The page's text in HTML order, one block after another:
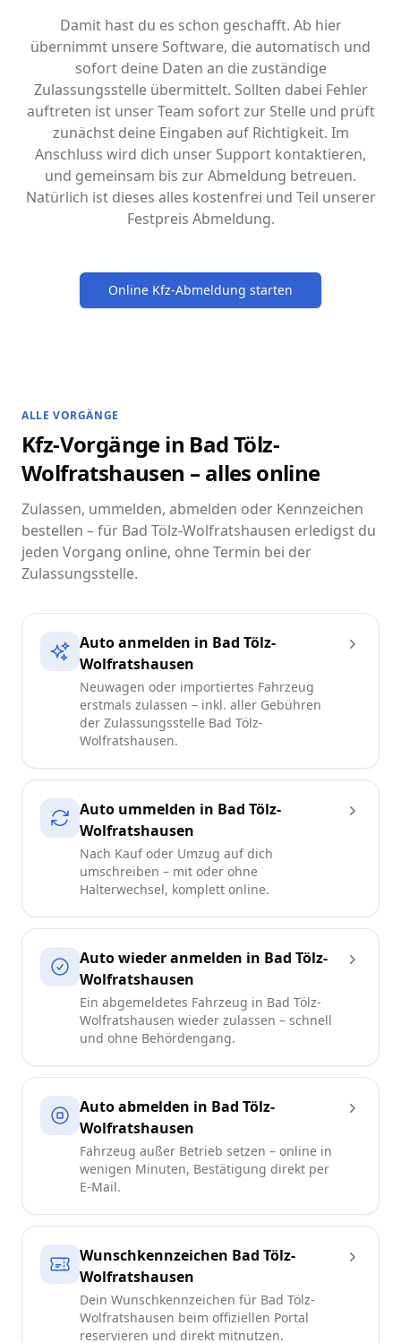
Damit hast du es schon geschafft. Ab hier
übernimmt unsere Software, die automatisch und
sofort deine Daten an die zuständige
Zulassungsstelle übermittelt. Sollten dabei Fehler
auftreten ist unser Team sofort zur Stelle und prüft
zunächst deine Eingaben auf Richtigkeit. Im
Anschluss wird dich unser Support kontaktieren,
und gemeinsam bis zur Abmeldung betreuen.
Natürlich ist dieses alles kostenfrei und Teil unserer
Festpreis Abmeldung.
Online Kfz-Abmeldung starten
ALLE VORGÄNGE
Kfz-Vorgänge in Bad Tölz-
Wolfratshausen – alles online
Zulassen, ummelden, abmelden oder Kennzeichen
bestellen – für Bad Tölz-Wolfratshausen erledigst du
jeden Vorgang online, ohne Termin bei der
Zulassungsstelle.
Auto anmelden in Bad Tölz-
Wolfratshausen
Neuwagen oder importiertes Fahrzeug
erstmals zulassen – inkl. aller Gebühren
der Zulassungsstelle Bad Tölz-
Wolfratshausen.
Auto ummelden in Bad Tölz-
Wolfratshausen
Nach Kauf oder Umzug auf dich
umschreiben – mit oder ohne
Halterwechsel, komplett online.
Auto wieder anmelden in Bad Tölz-
Wolfratshausen
Ein abgemeldetes Fahrzeug in Bad Tölz-
Wolfratshausen wieder zulassen – schnell
und ohne Behördengang.
Auto abmelden in Bad Tölz-
Wolfratshausen
Fahrzeug außer Betrieb setzen – online in
wenigen Minuten, Bestätigung direkt per
E-Mail.
Wunschkennzeichen Bad Tölz-
Wolfratshausen
Dein Wunschkennzeichen für Bad Tölz-
Wolfratshausen beim offiziellen Portal
reservieren und direkt mitnutzen.